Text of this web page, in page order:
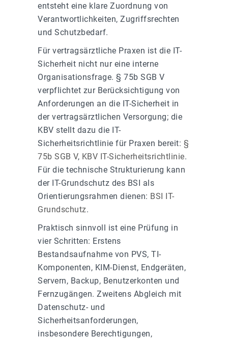
entsteht eine klare Zuordnung von
Verantwortlichkeiten, Zugriffsrechten
und Schutzbedarf.
Für vertragsärztliche Praxen ist die IT-
Sicherheit nicht nur eine interne
Organisationsfrage. § 75b SGB V
verpflichtet zur Berücksichtigung von
Anforderungen an die IT-Sicherheit in
der vertragsärztlichen Versorgung; die
KBV stellt dazu die IT-
Sicherheitsrichtlinie für Praxen bereit: §
75b SGB V, KBV IT-Sicherheitsrichtlinie.
Für die technische Strukturierung kann
der IT-Grundschutz des BSI als
Orientierungsrahmen dienen: BSI IT-
Grundschutz.
Praktisch sinnvoll ist eine Prüfung in
vier Schritten: Erstens
Bestandsaufnahme von PVS, TI-
Komponenten, KIM-Dienst, Endgeräten,
Servern, Backup, Benutzerkonten und
Fernzugängen. Zweitens Abgleich mit
Datenschutz- und
Sicherheitsanforderungen,
insbesondere Berechtigungen,